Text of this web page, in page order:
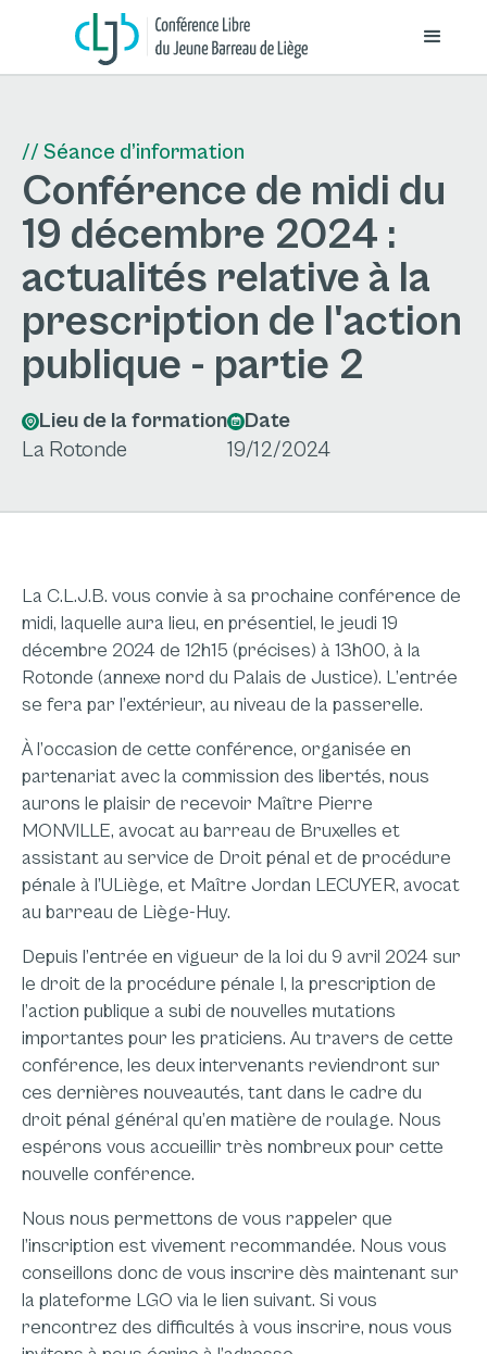
// Séance d’information
Conférence de midi du
19 décembre 2024 :
actualités relative à la
prescription de l'action
publique - partie 2
Lieu de la formation
La Rotonde
Date
19/12/2024
La C.L.J.B. vous convie à sa prochaine conférence de
midi, laquelle aura lieu, en présentiel, le jeudi 19
décembre 2024 de 12h15 (précises) à 13h00, à la
Rotonde (annexe nord du Palais de Justice). L’entrée
se fera par l’extérieur, au niveau de la passerelle.
À l’occasion de cette conférence, organisée en
partenariat avec la commission des libertés, nous
aurons le plaisir de recevoir Maître Pierre
MONVILLE, avocat au barreau de Bruxelles et
assistant au service de Droit pénal et de procédure
pénale à l’ULiège, et Maître Jordan LECUYER, avocat
au barreau de Liège-Huy.
Depuis l’entrée en vigueur de la loi du 9 avril 2024 sur
le droit de la procédure pénale I, la prescription de
l’action publique a subi de nouvelles mutations
importantes pour les praticiens. Au travers de cette
conférence, les deux intervenants reviendront sur
ces dernières nouveautés, tant dans le cadre du
droit pénal général qu’en matière de roulage. Nous
espérons vous accueillir très nombreux pour cette
nouvelle conférence.
Nous nous permettons de vous rappeler que
l’inscription est vivement recommandée. Nous vous
conseillons donc de vous inscrire dès maintenant sur
la plateforme LGO via le lien suivant. Si vous
rencontrez des difficultés à vous inscrire, nous vous